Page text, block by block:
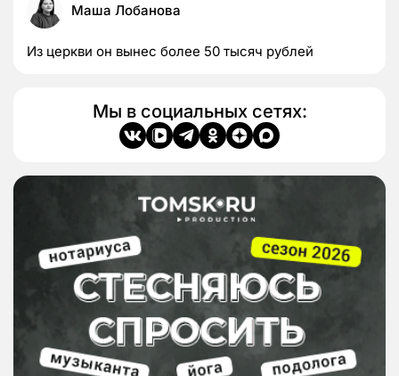
Маша Лобанова
Из церкви он вынес более 50 тысяч рублей
Мы в социальных сетях: